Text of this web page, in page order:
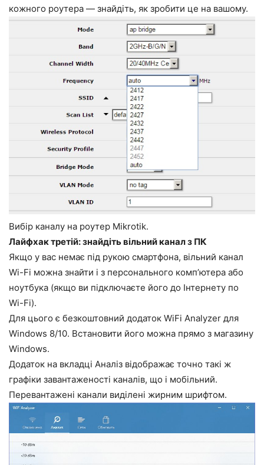
кожного роутера — знайдіть, як зробити це на вашому.
Вибір каналу на роутер Mikrotik.
Лайфхак третій: знайдіть вільний канал з ПК
Якщо у вас немає під рукою смартфона, вільний канал
Wi-Fi можна знайти і з персонального комп’ютера або
ноутбука (якщо ви підключаєте його до Інтернету по
Wi-Fi).
Для цього є безкоштовний додаток WiFi Analyzer для
Windows 8/10. Встановити його можна прямо з магазину
Windows.
Додаток на вкладці Аналіз відображає точно такі ж
графіки завантаженості каналів, що і мобільний.
Перевантажені канали виділені жирним шрифтом.